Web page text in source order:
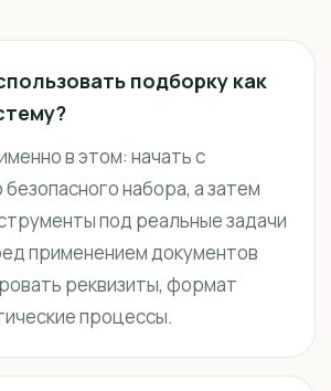
подборку как
в этом: начать с
набора, а затем
под реальные задачи
применением документов
реквизиты, формат
процессы.